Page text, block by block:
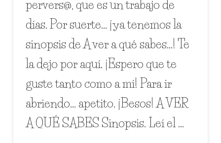
pervers@, que es un trabajo de
días. Por suerte… ¡ya tenemos la
sinopsis de A ver a qué sabes…! Te
la dejo por aquí. ¡Espero que te
guste tanto como a mí! Para ir
abriendo… apetito. ¡Besos! A VER
A QUÉ SABES Sinopsis. Leí el …